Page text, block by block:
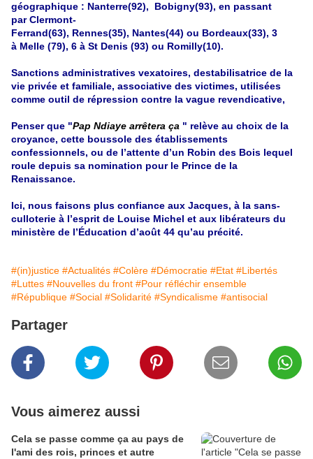
géographique : Nanterre(92), Bobigny(93), en passant
par Clermont-
Ferrand(63), Rennes(35), Nantes(44) ou Bordeaux(33), 3
à Melle (79), 6 à St Denis (93) ou Romilly(10).
Sanctions administratives vexatoires, destabilisatrice de la
vie privée et familiale, associative des victimes, utilisées
comme outil de répression contre la vague revendicative,
Penser que "Pap Ndiaye arrêtera ça " relève au choix de la
croyance, cette boussole des établissements
confessionnels, ou de l’attente d’un Robin des Bois lequel
roule depuis sa nomination pour le Prince de la
Renaissance.
Ici, nous faisons plus confiance aux Jacques, à la sans-
culloterie à l’esprit de Louise Michel et aux libérateurs du
ministère de l’Éducation d’août 44 qu’au précité.
#(in)justice #Actualités #Colère #Démocratie #Etat #Libertés
#Luttes #Nouvelles du front #Pour réfléchir ensemble
#République #Social #Solidarité #Syndicalisme #antisocial
Partager
Vous aimerez aussi
Cela se passe comme ça au pays de
l'ami des rois, princes et autre